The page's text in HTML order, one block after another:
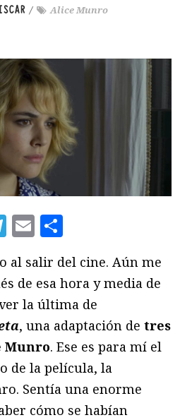
/ Alice Munro
Telegram
Email
al salir del cine. Aún me
de esa hora y media de
la última de
, una adaptación de tres
Munro. Ese es para mí el
de la película, la
Sentía una enorme
cómo se habían